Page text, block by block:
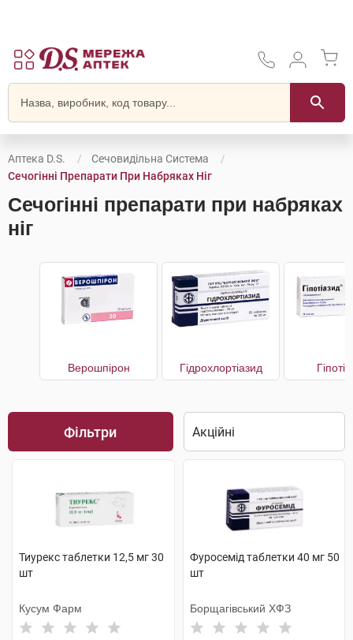
Аптека D.S.
Сечовидільна Система
Сечогінні Препарати При Набряках Ніг
Сечогінні препарати при набряках
ніг
Верошпірон Гідрохлортіазид
Фільтри
Тиурекс таблетки 12,5 мг 30
шт
Кусум Фарм
Фуросемід таблетки 40 мг 50
шт
Борщагівський ХФЗ